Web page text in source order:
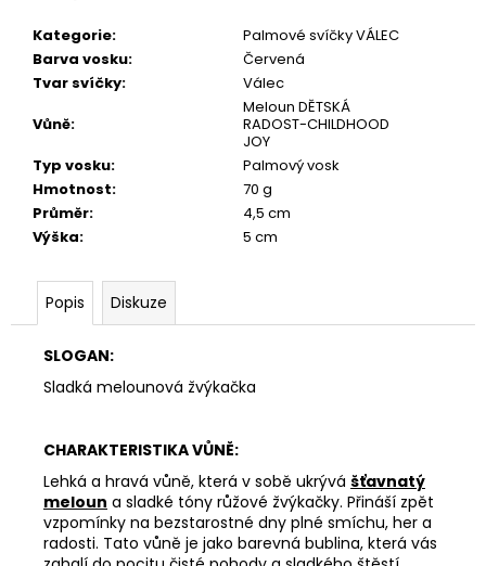
Kategorie:
Palmové svíčky VÁLEC
Barva vosku:
Červená
Tvar svíčky:
Válec
Vůně:
Meloun DĚTSKÁ
RADOST-CHILDHOOD
JOY
Typ vosku:
Palmový vosk
Hmotnost:
70 g
Průměr:
4,5 cm
Výška: 5 cm
Popis Diskuze
SLOGAN:
Sladká melounová žvýkačka
CHARAKTERISTIKA VŮNĚ:
Lehká a hravá vůně, která v sobě ukrývá šťavnatý
meloun a sladké tóny růžové žvýkačky. Přináší zpět
vzpomínky na bezstarostné dny plné smíchu, her a
radosti. Tato vůně je jako barevná bublina, která vás
PŘÍRODNÍ
VONNÁ
SÓJOVÁ
SET
10
KS
ČAJOVÝCH
PLECHU
-
LINIE-
LINE